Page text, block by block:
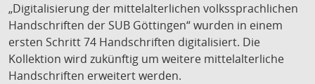
„Digitalisierung der mittelalterlichen volkssprachlichen
Handschriften der SUB Göttingen“ wurden in einem
ersten Schritt 74 Handschriften digitalisiert. Die
Kollektion wird zukünftig um weitere mittelalterliche
Handschriften erweitert werden.